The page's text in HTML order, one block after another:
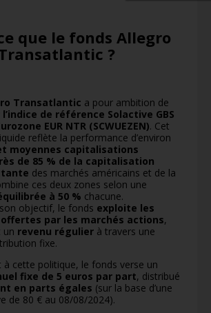
que le fonds Allegro
?
Transatlantic a pour ambition de
de référence Solactive GBS
EUR NTR (SCWUEZEN). Cet
reflète la performance d’environ
moyennes capitalisations
de 85 % de la capitalisation
des marchés américains et de la
ces deux zones selon une
à 50 % chacune.
objectif, le fonds exploite les
par les marchés actions,
un revenu régulier à travers une
fixe.
cette politique, le fonds verse un
fixe de 5 euros par part, distribué
en parts égales (sur la base d’une
de 80 € au 08/08/2024).